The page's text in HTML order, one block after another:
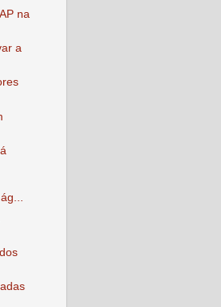
na
a